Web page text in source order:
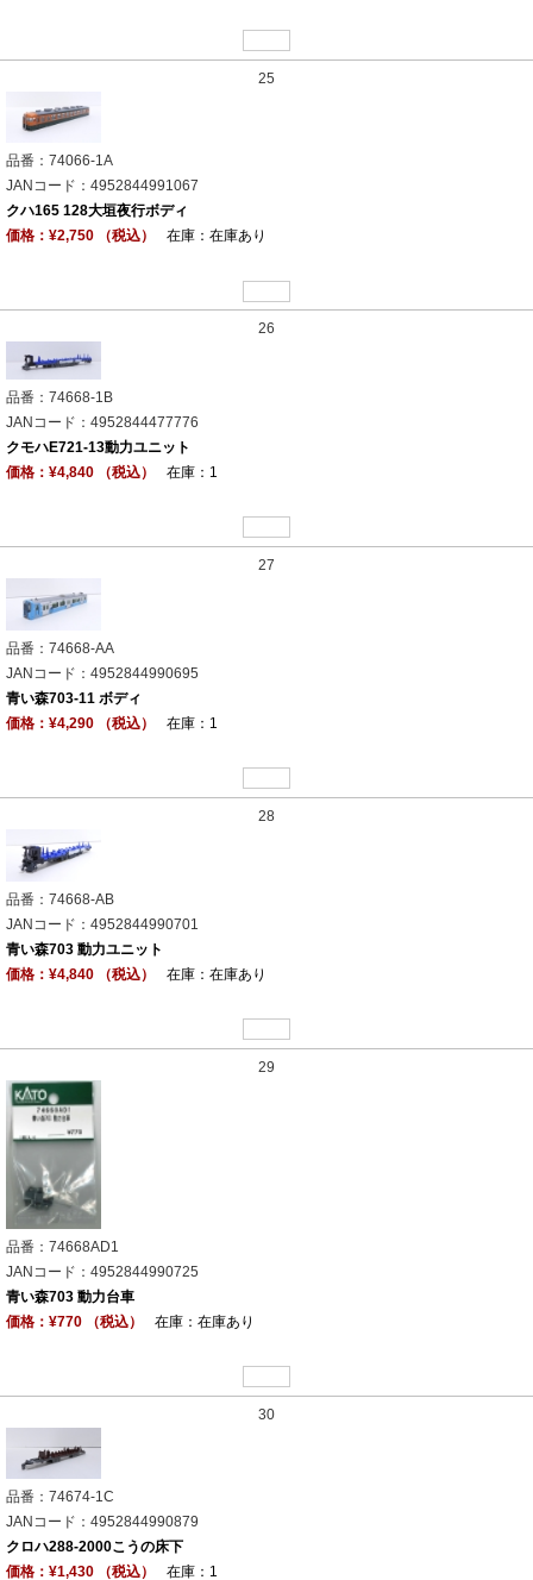
25
品番：74066-1A
JANコード：4952844991067
クハ165 128大垣夜行ボディ
価格：¥2,750 （税込）
在庫：在庫あり
26
品番：74668-1B
JANコード：4952844477776
クモハE721-13動力ユニット
価格：¥4,840 （税込）
在庫：1
27
品番：74668-AA
JANコード：4952844990695
青い森703-11 ボディ
価格：¥4,290 （税込）
在庫：1
28
品番：74668-AB
JANコード：4952844990701
青い森703 動力ユニット
価格：¥4,840 （税込）
在庫：在庫あり
29
品番：74668AD1
JANコード：4952844990725
青い森703 動力台車
価格：¥770 （税込）
在庫：在庫あり
30
品番：74674-1C
JANコード：4952844990879
クロハ288-2000こうの床下
価格：¥1,430 （税込）
在庫：1